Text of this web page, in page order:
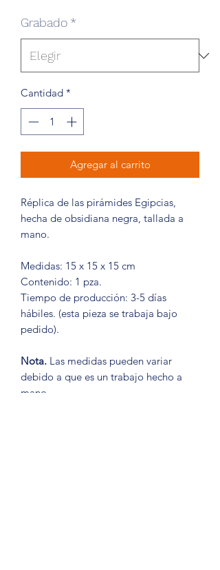
Grabado *
Cantidad *
Agregar al carrito
Réplica de las pirámides Egipcias,
hecha de obsidiana negra, tallada a
mano.
Medidas: 15 x 15 x 15 cm
Contenido: 1 pza.
Tiempo de producción: 3-5 días
hábiles. (esta pieza se trabaja bajo
pedido).
Nota. Las medidas pueden variar
debido a que es un trabajo hecho a
mano.